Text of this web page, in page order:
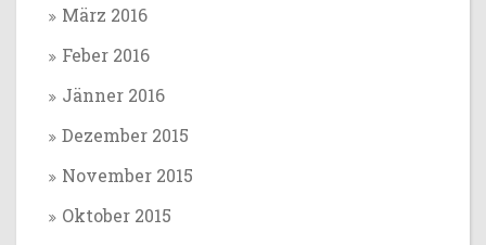
März 2016
Feber 2016
Jänner 2016
Dezember 2015
November 2015
Oktober 2015